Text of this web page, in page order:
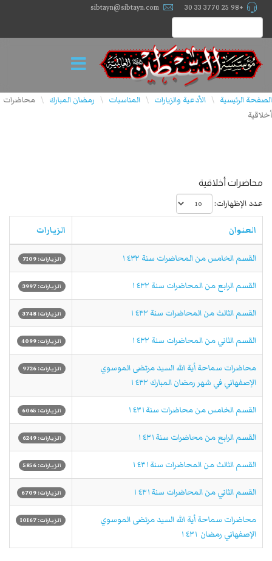
+98 25 3770 33 30
sibtayn@sibtayn.com
الصفحة الرئيسية \ الأدعية والزيارات \ المناسبات \ رمضان المبارك \ محاضرات
أخلاقية
محاضرات أخلاقية
عدد الإظهارات:
العنوان الزيارات
القسم الخامس من المحاضرات سنة ١٤٣٢ الزيارات: 7109
القسم الرابع من المحاضرات سنة ١٤٣٢ الزيارات: 3997
القسم الثالث من المحاضرات سنة ١٤٣٢ الزيارات: 3748
القسم الثاني من المحاضرات سنة ١٤٣٢ الزيارات: 4099
محاضرات سماحة أية الله السيد مرتضى الموسوي
الإصفهاني في شهر رمضان المبارك ١٤٣٢
الزيارات: 9726
القسم الخامس من محاضرات سنة١٤٣١ الزيارات: 6065
القسم الرابع من محاضرات سنة١٤٣١ الزيارات: 6249
القسم الثالث من المحاضرات سنة١٤٣١ الزيارات: 5856
القسم الثاني من المحاضرات سنة١٤٣١ الزيارات: 6709
محاضرات سماحة أية الله السيد مرتضى الموسوي
الإصفهاني رمضان ١٤٣١
الزيارات: 10167